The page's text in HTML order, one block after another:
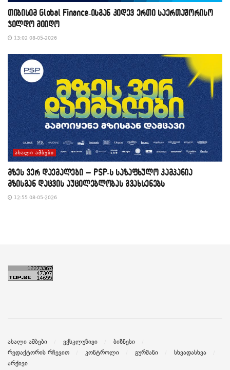
თიბისიმ Global Finance-ისგან კიდევ ერთი საერთაშორისო
ჯილდო მიიღო
13:02 08-05-2026
ᲐᲮᲐᲚᲘ ᲐᲛᲑᲔᲑᲘ
მზეს ვერ დაემალები – PSP-ს საზაფხულო კამპანია
მზისგან დაცვის აუცილებლობას გვახსენებს
12:55 08-05-2026
ახალი ამბები ექსკლუზივი
ბიზნესი
რედაქტორის რჩევით
კონტროლი გურმანი
სხვადასხვა
არქივი